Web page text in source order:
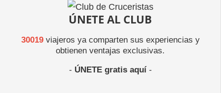
ÚNETE AL CLUB
30019viajeros ya comparten sus experiencias y
obtienen ventajas exclusivas.
- ÚNETE gratis aquí-